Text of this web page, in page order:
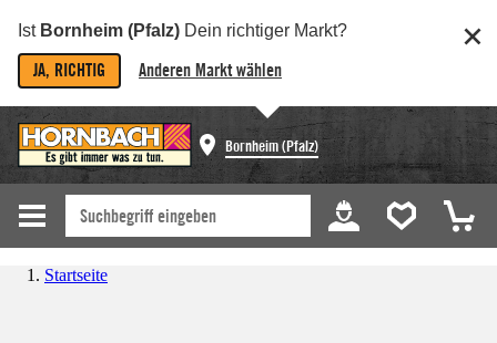
Ist Bornheim (Pfalz) Dein richtiger Markt?
JA, RICHTIG Anderen Markt wählen
Bornheim (Pfalz)
Startseite